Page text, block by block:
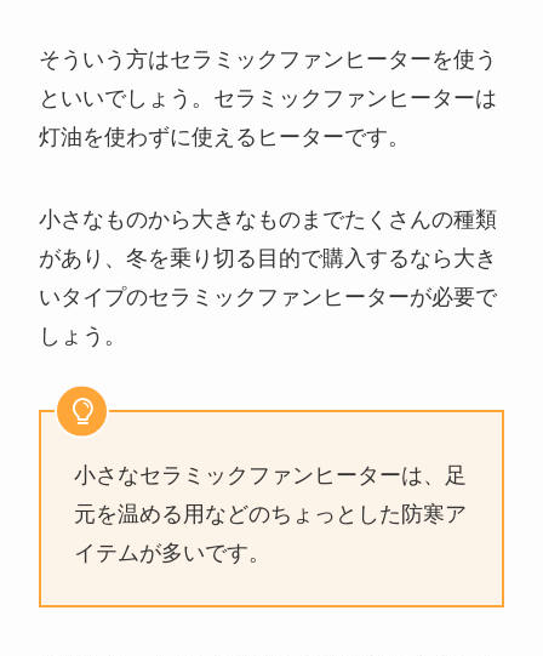
そういう方はセラミックファンヒーターを使う
といいでしょう。セラミックファンヒーターは
灯油を使わずに使えるヒーターです。
小さなものから大きなものまでたくさんの種類
があり、冬を乗り切る目的で購入するなら大き
いタイプのセラミックファンヒーターが必要で
しょう。
小さなセラミックファンヒーターは、足
元を温める用などのちょっとした防寒ア
イテムが多いです。